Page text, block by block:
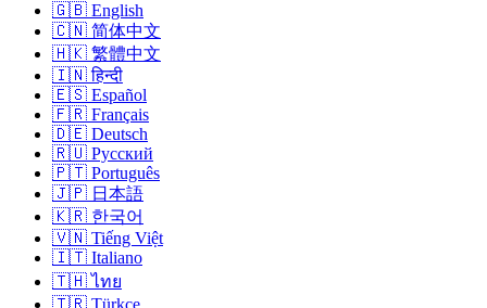
🇬🇧 English
🇨🇳 简体中文
🇭🇰 繁體中文
🇮🇳 हिन्दी
🇪🇸 Español
🇫🇷 Français
🇩🇪 Deutsch
🇷🇺 Русский
🇵🇹 Português
🇯🇵 日本語
🇰🇷 한국어
🇻🇳 Tiếng Việt
🇮🇹 Italiano
🇹🇭 ไทย
🇹🇷 Türkçe